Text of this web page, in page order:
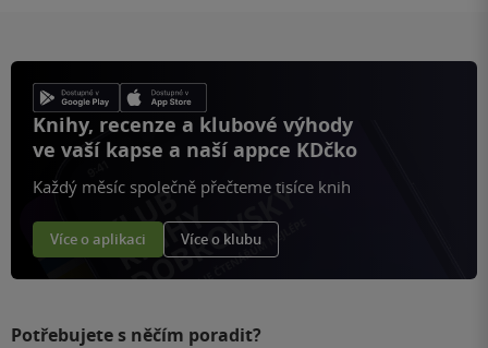
Knihy, recenze a klubové výhody
ve vaší kapse a naší appce KDčko
Každý měsíc společně přečteme tisíce knih
Více o aplikaci Více o klubu
Potřebujete s něčím poradit?